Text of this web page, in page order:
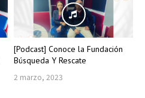
[Podcast] Conoce la Fundación
Búsqueda Y Rescate
2 marzo, 2023